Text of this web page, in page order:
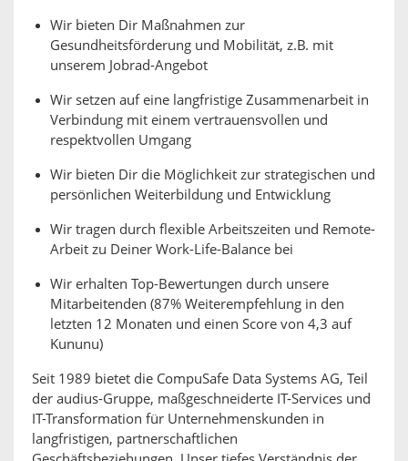
Wir bieten Dir Maßnahmen zur
Gesundheitsförderung und Mobilität, z.B. mit
unserem Jobrad-Angebot
Wir setzen auf eine langfristige Zusammenarbeit in
Verbindung mit einem vertrauensvollen und
respektvollen Umgang
Wir bieten Dir die Möglichkeit zur strategischen und
persönlichen Weiterbildung und Entwicklung
Wir tragen durch flexible Arbeitszeiten und Remote-
Arbeit zu Deiner Work-Life-Balance bei
Wir erhalten Top-Bewertungen durch unsere
Mitarbeitenden (87% Weiterempfehlung in den
letzten 12 Monaten und einen Score von 4,3 auf
Kununu)
Seit 1989 bietet die CompuSafe Data Systems AG, Teil
der audius-Gruppe, maßgeschneiderte IT-Services und
IT-Transformation für Unternehmenskunden in
langfristigen, partnerschaftlichen